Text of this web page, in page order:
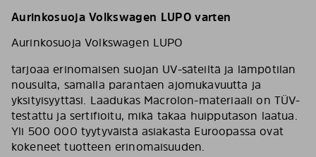
Aurinkosuoja Volkswagen LUPO varten
Aurinkosuoja Volkswagen LUPO
tarjoaa erinomaisen suojan UV-säteiltä ja lämpötilan
nousulta, samalla parantaen ajomukavuutta ja
yksityisyyttäsi. Laadukas Macrolon-materiaali on TÜV-
testattu ja sertifioitu, mikä takaa huipputason laatua.
Yli 500 000 tyytyväistä asiakasta Euroopassa ovat
kokeneet tuotteen erinomaisuuden.